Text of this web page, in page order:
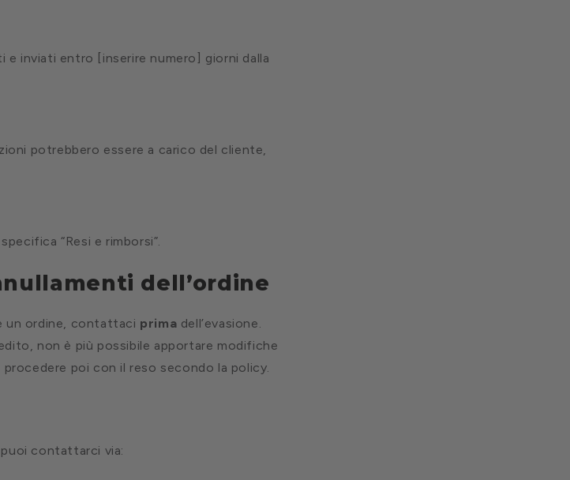
e inviati entro [inserire numero] giorni dalla
potrebbero essere a carico del cliente,
“Resi e rimborsi”.
dell’ordine
un ordine, contattaci prima dell’evasione.
non è più possibile apportare modifiche
procedere poi con il reso secondo la policy.
contattarci via: